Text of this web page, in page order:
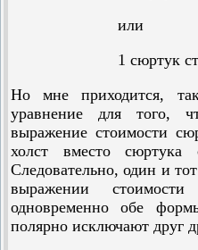
или
1 сюртук
Но мне приходится,
уравнение для того,
выражение стоимости
холст вместо сюртука
Следовательно, один и
выражении
одновременно обе
полярно исключают друг